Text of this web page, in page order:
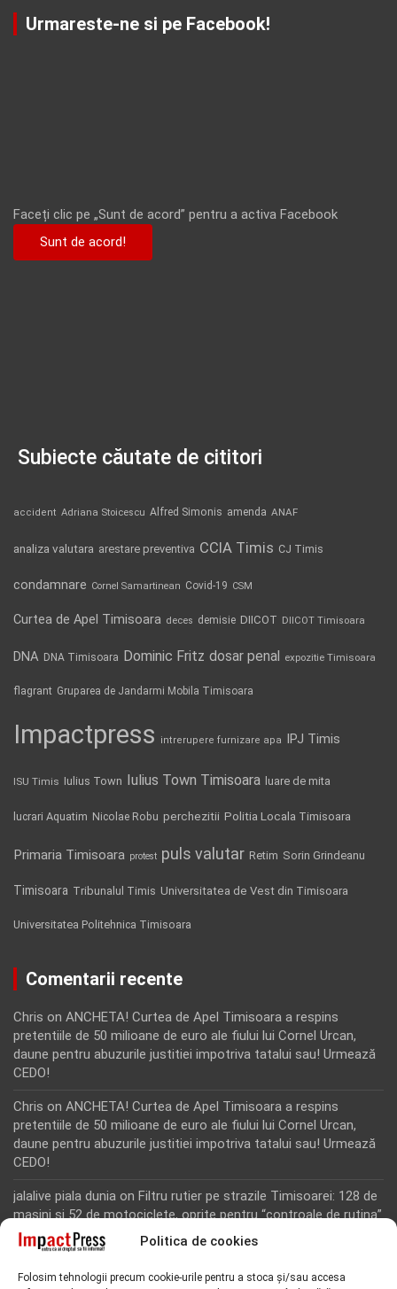
Politica de cookies
Folosim tehnologii precum cookie-urile pentru a stoca și/sau accesa
Urmareste-ne si pe Facebook!
Faceți clic pe „Sunt de acord” pentru a activa Facebook
Sunt de acord!
Subiecte căutate de cititori
accident Adriana Stoicescu Alfred Simonis amenda ANAF
analiza valutara arestare preventiva CCIA Timis CJ Timis
condamnare Cornel Samartinean Covid-19 CSM
Curtea de Apel Timisoara deces demisie DIICOT DIICOT Timisoara
DNA DNA Timisoara Dominic Fritz dosar penal expozitie Timisoara
flagrant Gruparea de Jandarmi Mobila Timisoara
Impactpress intrerupere furnizare apa IPJ Timis
ISU Timis Iulius Town Iulius Town Timisoara luare de mita
lucrari Aquatim Nicolae Robu perchezitii Politia Locala Timisoara
Primaria Timisoara protest puls valutar Retim Sorin Grindeanu
Timisoara Tribunalul Timis Universitatea de Vest din Timisoara
Universitatea Politehnica Timisoara
Comentarii recente
Chris on ANCHETA! Curtea de Apel Timisoara a respins
pretentiile de 50 milioane de euro ale fiului lui Cornel Urcan,
daune pentru abuzurile justitiei impotriva tatalui sau! Urmează
CEDO!
Chris on ANCHETA! Curtea de Apel Timisoara a respins
pretentiile de 50 milioane de euro ale fiului lui Cornel Urcan,
daune pentru abuzurile justitiei impotriva tatalui sau! Urmează
CEDO!
jalalive piala dunia on Filtru rutier pe strazile Timisoarei: 128 de
masini si 52 de motociclete, oprite pentru “controale de rutina”
Rodion Camatoritul on Inca un martor din dosarul fraudei cu
“Toti martorii hartuiti au facut plangere penala pentru